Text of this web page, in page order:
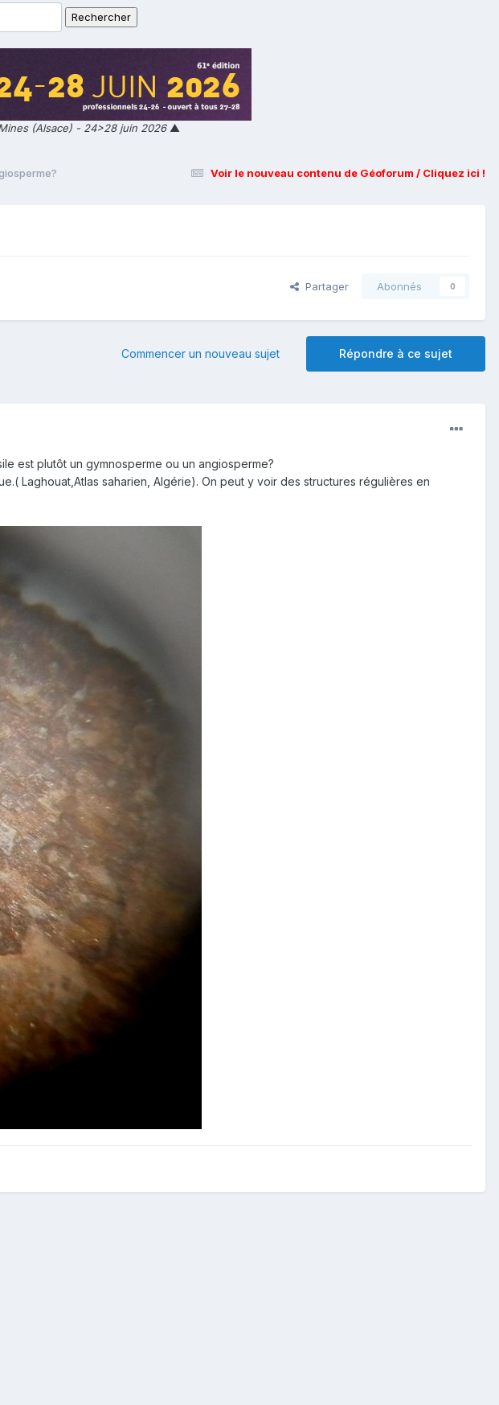
(Alsace) - 24>28 juin 2026▲
Voir le nouveau contenu de Géoforum / Cliquez ici !
Partager Abonnés 0
Répondre à ce sujet
Commencer un nouveau sujet
est plutôt un gymnosperme ou un angiosperme?
Laghouat,Atlas saharien, Algérie). On peut y voir des structures régulières en